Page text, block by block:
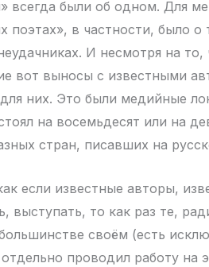
всегда были об одном. Для
в частности, было о
И несмотря на то,
вот выносы с известными
них. Это были медийные
на восемьдесят или на
стран, писавших на
если известные авторы,
то как раз те,
своём (есть
проводил работу на